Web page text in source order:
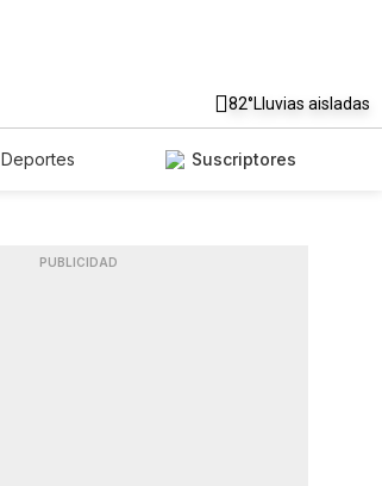
82°Lluvias aisladas
Deportes
Suscriptores
PUBLICIDAD